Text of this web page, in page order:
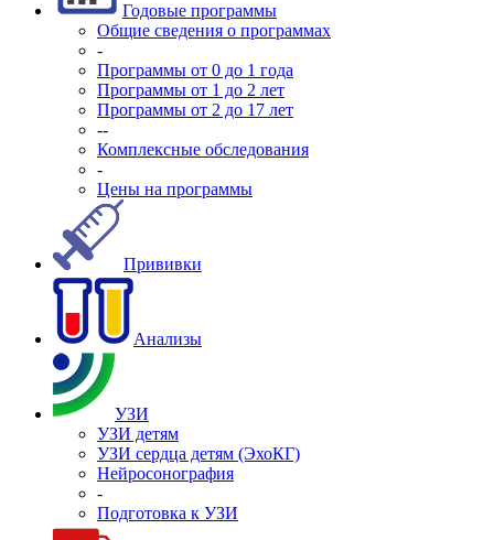
Годовые программы
Общие сведения о программах
-
Программы от 0 до 1 года
Программы от 1 до 2 лет
Программы от 2 до 17 лет
--
Комплексные обследования
-
Цены на программы
Прививки
Анализы
УЗИ
УЗИ детям
УЗИ сердца детям (ЭхоКГ)
Нейросонография
-
Подготовка к УЗИ